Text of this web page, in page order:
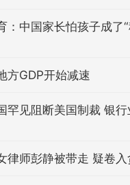
：中国家长怕孩子成了
方GDP开始减速
罕见阻断美国制裁 银
律师彭静被带走 疑卷入